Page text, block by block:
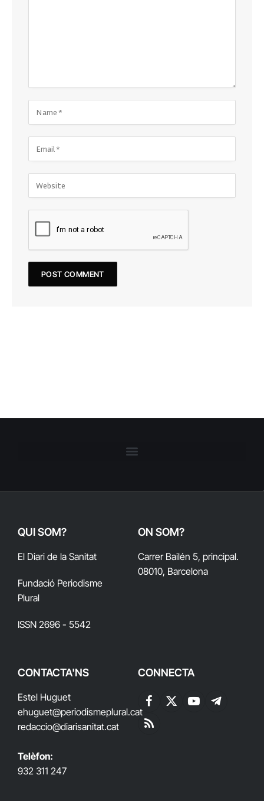
QUI SOM?
El Diari de la Sanitat
Fundació Periodisme
Plural
ISSN 2696 - 5542
ON SOM?
Carrer Bailén 5, principal.
08010, Barcelona
CONTACTA'NS
Estel Huguet
ehuguet@periodismeplural.cat
redaccio@diarisanitat.cat
Telèfon:
932 311 247
CONNECTA
Facebook
X
YouTubeTelegram
RSS